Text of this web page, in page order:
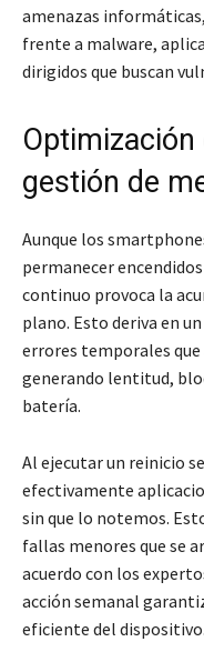
amenazas
frente a malware,
dirigidos que buscan
gestión de
Aunque los
permanecer
continuo provoca la
plano. Esto deriva en
errores temporales
generando lentitud,
batería.
Al ejecutar un reinicio
efectivamente
sin que lo notemos.
fallas menores que se
acuerdo con los
acción semanal
eficiente del dispositivo.